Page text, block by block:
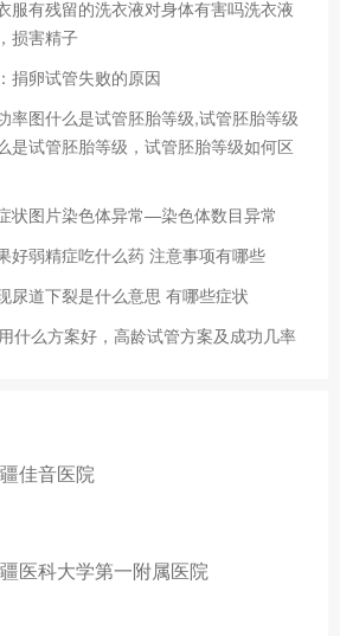
服有残留的洗衣液对身体有害吗洗衣液
损害精子
捐卵试管失败的原因
率图什么是试管胚胎等级,试管胚胎等级
是试管胚胎等级，试管胚胎等级如何区
状图片染色体异常—染色体数目异常
好弱精症吃什么药 注意事项有哪些
尿道下裂是什么意思 有哪些症状
什么方案好，高龄试管方案及成功几率
佳音医院
医科大学第一附属医院